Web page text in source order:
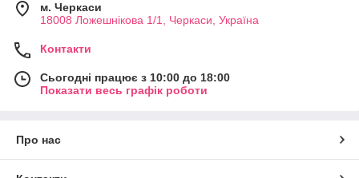
м. Черкаси
18008 Ложешнікова 1/1, Черкаси, Україна
Контакти
Сьогодні працює з 10:00 до 18:00
Показати весь графік роботи
Про нас